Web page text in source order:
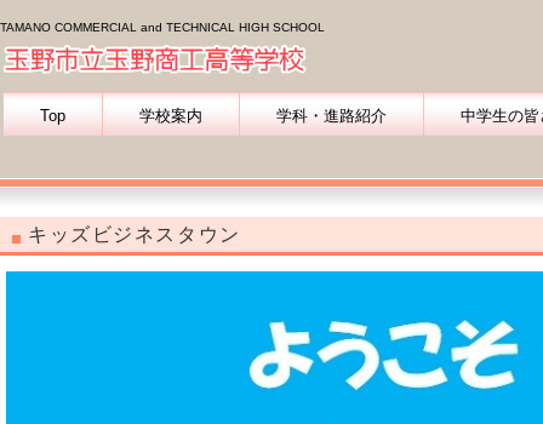
TAMANO COMMERCIAL and TECHNICAL HIGH SCHOOL
キッズビジネスタウン
Top 学校案内 学科・進路紹介 中学生の皆